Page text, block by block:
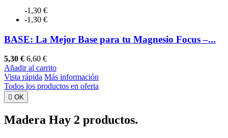
-1,30 €
-1,30 €
BASE: La Mejor Base para tu Magnesio Focus –...
5,30 € 6,60 €
Añadir al carrito
Vista rápida Más información
Todos los productos en oferta
 OK
Madera Hay 2 productos.